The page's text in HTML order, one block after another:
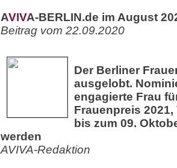
AVIVA-BERLIN.de im August
Beitrag vom 22.09.2020
Der Berliner
ausgelobt.
engagierte Frau
Frauenpreis
bis zum 09.
werden
AVIVA-Redaktion